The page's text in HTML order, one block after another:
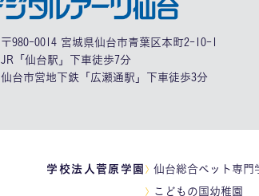
〒980-0014 宮城県仙台市青葉区本町2-10-1
JR「仙台駅」下車徒歩7分
仙台市営地下鉄「広瀬通駅」下車徒歩3分
学校法人菅原学園 仙台総合ペット専門
こどもの国幼稚園